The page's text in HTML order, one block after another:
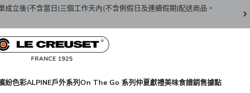
成立後(不含當日)三個工作天內(不含例假日及連續假期)配送商品。
紛色彩ALPINE戶外系列On The Go 系列仲夏獻禮美味食譜銷售據點